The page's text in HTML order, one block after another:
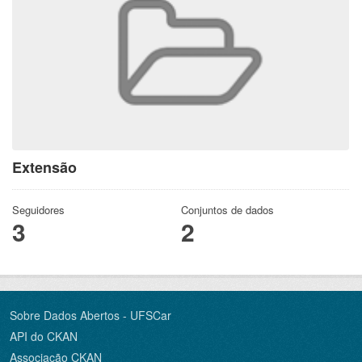
Extensão
Seguidores
3
Conjuntos de dados
2
Sobre Dados Abertos - UFSCar
API do CKAN
Associação CKAN